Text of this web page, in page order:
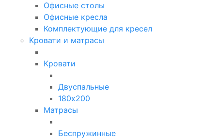
Офисные столы
Офисные кресла
Комплектующие для кресел
Кровати и матрасы
Кровати
Двуспальные
180х200
Матрасы
Беспружинные